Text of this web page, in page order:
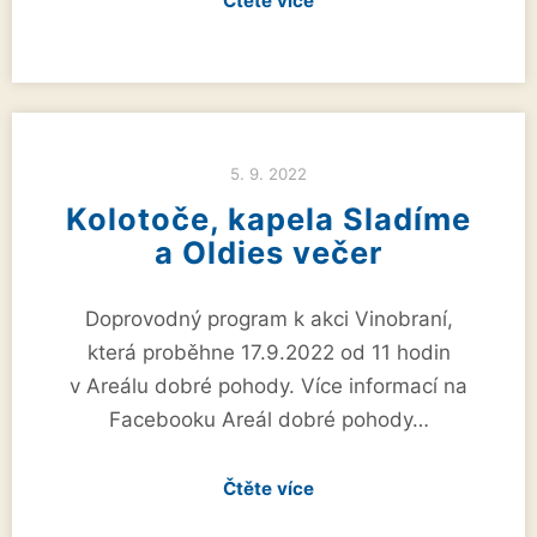
5. 9. 2022
Kolotoče, kapela Sladíme
a Oldies večer
Doprovodný program k akci Vinobraní,
která proběhne 17.9.2022 od 11 hodin
v Areálu dobré pohody. Více informací na
Facebooku Areál dobré pohody…
Čtěte více